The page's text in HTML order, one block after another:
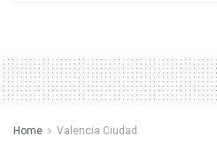
Home Valencia Ciudad